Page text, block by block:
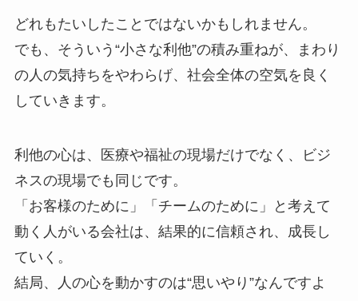
どれもたいしたことではないかもしれません。
でも、そういう“小さな利他”の積み重ねが、まわり
の人の気持ちをやわらげ、社会全体の空気を良く
していきます。
利他の心は、医療や福祉の現場だけでなく、ビジ
ネスの現場でも同じです。
「お客様のために」「チームのために」と考えて
動く人がいる会社は、結果的に信頼され、成長し
ていく。
結局、人の心を動かすのは“思いやり”なんですよ